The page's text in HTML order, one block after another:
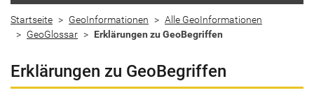
Startseite GeoInformationen
Alle GeoInformationen
GeoGlossar
Erklärungen zu GeoBegriffen
Erklärungen zu GeoBegriffen